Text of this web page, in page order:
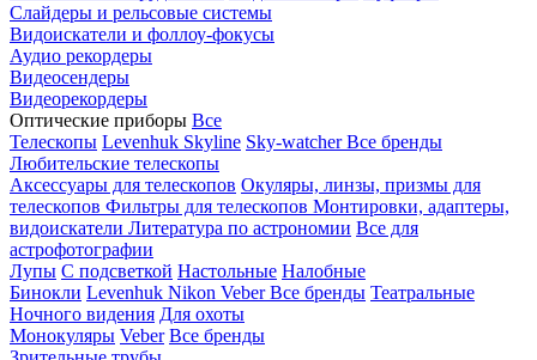
Слайдеры и рельсовые системы
Видоискатели и фоллоу-фокусы
Аудио рекордеры
Видеосендеры
Видеорекордеры
Оптические приборы Все
Телескопы Levenhuk Skyline Sky-watcherВсе бренды
Любительские телескопы
Аксессуары для телескопов Окуляры, линзы, призмы для
телескопов Фильтры для телескопов Монтировки, адаптеры,
видоискатели Литература по астрономии Все для
астрофотографии
Лупы С подсветкой Настольные Налобные
Бинокли Levenhuk Nikon VeberВсе бренды Театральные
Ночного видения Для охоты
Монокуляры Veber Все бренды